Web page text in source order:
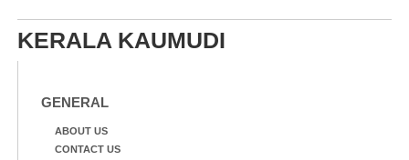
KERALA KAUMUDI
GENERAL
ABOUT US
CONTACT US